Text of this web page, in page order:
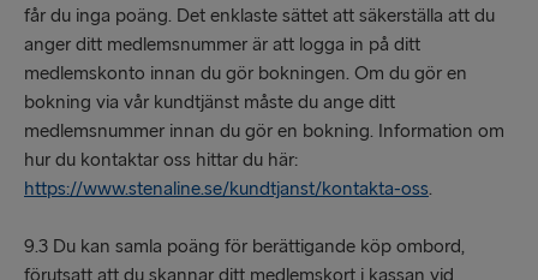
får du inga poäng. Det enklaste sättet att säkerställa att du
anger ditt medlemsnummer är att logga in på ditt
medlemskonto innan du gör bokningen. Om du gör en
bokning via vår kundtjänst måste du ange ditt
medlemsnummer innan du gör en bokning. Information om
hur du kontaktar oss hittar du här:
https://www.stenaline.se/kundtjanst/kontakta-oss.
9.3 Du kan samla poäng för berättigande köp ombord,